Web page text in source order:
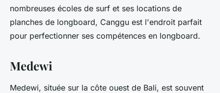
nombreuses écoles de surf et ses locations de
planches de longboard, Canggu est l'endroit parfait
pour perfectionner ses compétences en longboard.
Medewi
Medewi, située sur la côte ouest de Bali, est souvent